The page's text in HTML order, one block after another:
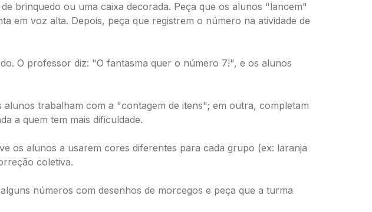
brinquedo ou uma caixa decorada. Peça que os alunos "lancem"
em voz alta. Depois, peça que registrem o número na atividade de
O professor diz: "O fantasma quer o número 7!", e os alunos
alunos trabalham com a "contagem de itens"; em outra, completam
a quem tem mais dificuldade.
os alunos a usarem cores diferentes para cada grupo (ex: laranja
coletiva.
números com desenhos de morcegos e peça que a turma